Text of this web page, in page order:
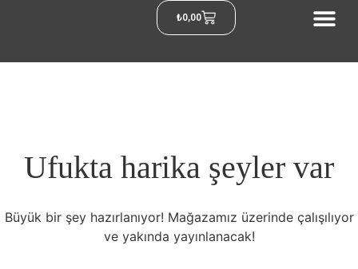
₺0,00
Ufukta harika şeyler var
Büyük bir şey hazırlanıyor! Mağazamız üzerinde çalışılıyor
ve yakında yayınlanacak!